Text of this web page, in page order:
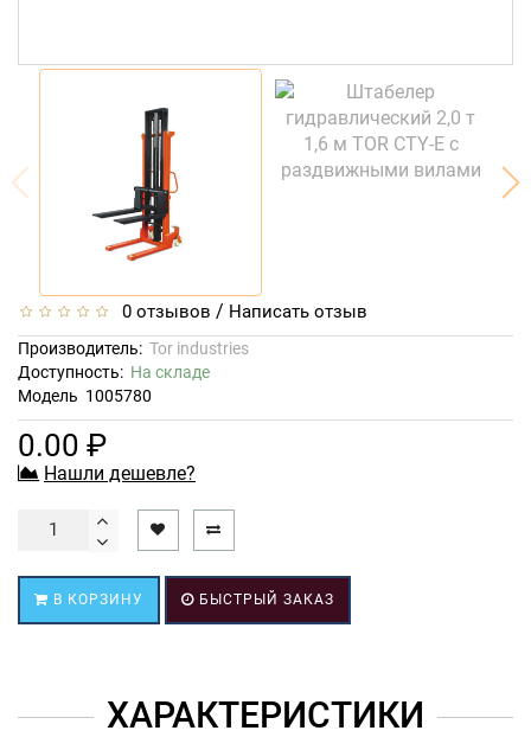
0 отзывов / Написать отзыв
Производитель: Tor industries
Доступность: На складе
Модель 1005780
0.00 ₽
Нашли дешевле?
В КОРЗИНУ БЫСТРЫЙ ЗАКАЗ
ХАРАКТЕРИСТИКИ